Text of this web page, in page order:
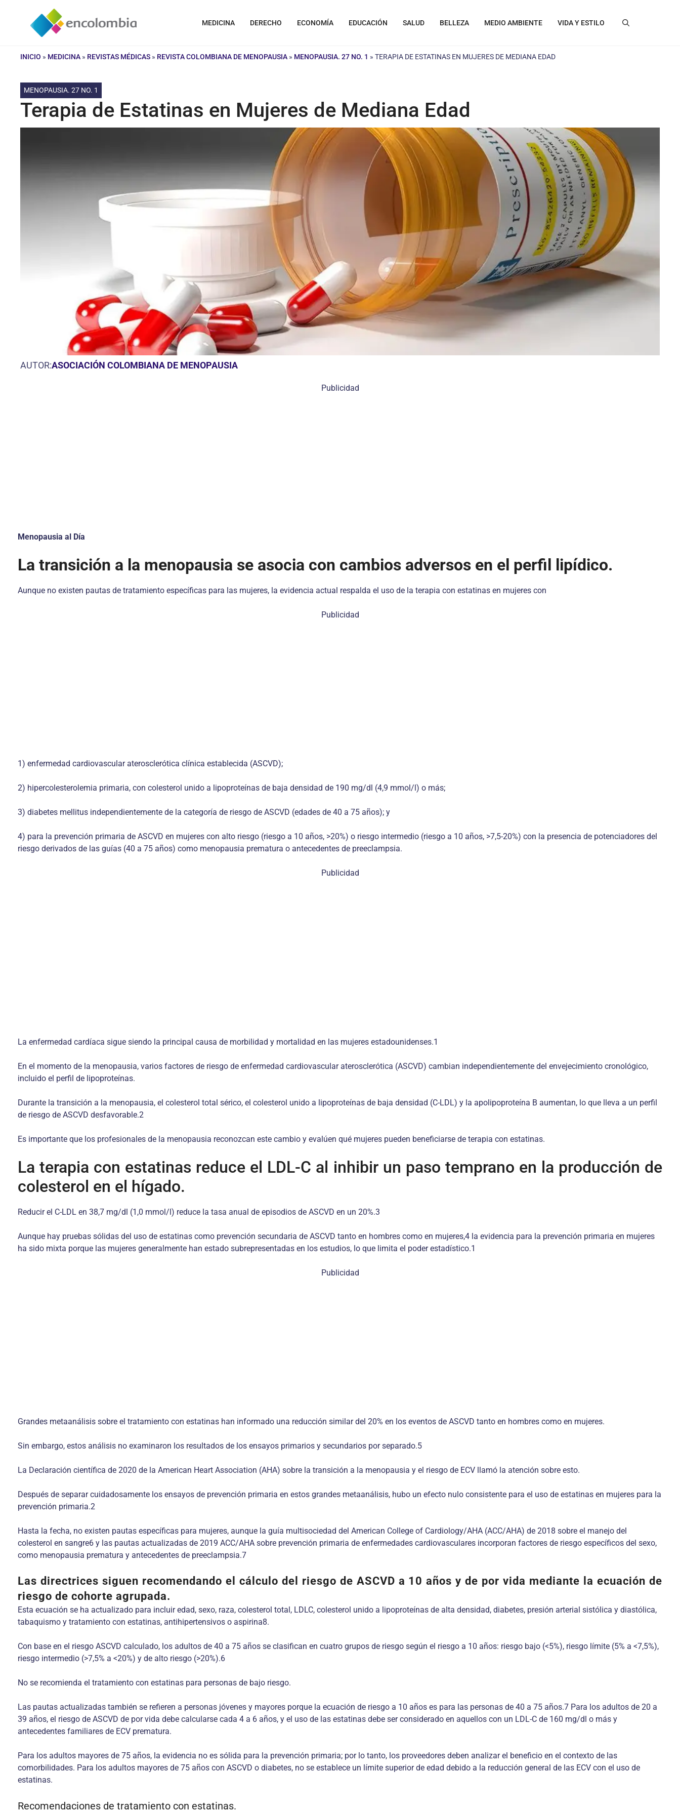
contenido
MEDICINA DERECHO ECONOMÍA EDUCACIÓN SALUD BELLEZA MEDIO AMBIENTE VIDA Y ESTILO
INICIO » MEDICINA » REVISTAS MÉDICAS » REVISTA COLOMBIANA DE MENOPAUSIA » MENOPAUSIA. 27 NO. 1 » TERAPIA DE ESTATINAS EN MUJERES DE MEDIANA EDAD
MENOPAUSIA. 27 NO. 1
Terapia de Estatinas en Mujeres de Mediana Edad
AUTOR:ASOCIACIÓN COLOMBIANA DE MENOPAUSIA
Publicidad
Menopausia al Día
La transición a la menopausia se asocia con cambios adversos en el perfil lipídico.
Aunque no existen pautas de tratamiento específicas para las mujeres, la evidencia actual respalda el uso de la terapia con estatinas en mujeres con
Publicidad
1) enfermedad cardiovascular aterosclerótica clínica establecida (ASCVD);
2) hipercolesterolemia primaria, con colesterol unido a lipoproteínas de baja densidad de 190 mg/dl (4,9 mmol/l) o más;
3) diabetes mellitus independientemente de la categoría de riesgo de ASCVD (edades de 40 a 75 años); y
4) para la prevención primaria de ASCVD en mujeres con alto riesgo (riesgo a 10 años, >20%) o riesgo intermedio (riesgo a 10 años, >7,5-20%) con la presencia de potenciadores del
riesgo derivados de las guías (40 a 75 años) como menopausia prematura o antecedentes de preeclampsia.
Publicidad
La enfermedad cardíaca sigue siendo la principal causa de morbilidad y mortalidad en las mujeres estadounidenses.1
En el momento de la menopausia, varios factores de riesgo de enfermedad cardiovascular aterosclerótica (ASCVD) cambian independientemente del envejecimiento cronológico,
incluido el perfil de lipoproteínas.
Durante la transición a la menopausia, el colesterol total sérico, el colesterol unido a lipoproteínas de baja densidad (C-LDL) y la apolipoproteína B aumentan, lo que lleva a un perfil
de riesgo de ASCVD desfavorable.2
Es importante que los profesionales de la menopausia reconozcan este cambio y evalúen qué mujeres pueden beneficiarse de terapia con estatinas.
La terapia con estatinas reduce el LDL-C al inhibir un paso temprano en la producción de
colesterol en el hígado.
Reducir el C-LDL en 38,7 mg/dl (1,0 mmol/l) reduce la tasa anual de episodios de ASCVD en un 20%.3
Aunque hay pruebas sólidas del uso de estatinas como prevención secundaria de ASCVD tanto en hombres como en mujeres,4 la evidencia para la prevención primaria en mujeres
ha sido mixta porque las mujeres generalmente han estado subrepresentadas en los estudios, lo que limita el poder estadístico.1
Publicidad
Grandes metaanálisis sobre el tratamiento con estatinas han informado una reducción similar del 20% en los eventos de ASCVD tanto en hombres como en mujeres.
Sin embargo, estos análisis no examinaron los resultados de los ensayos primarios y secundarios por separado.5
La Declaración científica de 2020 de la American Heart Association (AHA) sobre la transición a la menopausia y el riesgo de ECV llamó la atención sobre esto.
Después de separar cuidadosamente los ensayos de prevención primaria en estos grandes metaanálisis, hubo un efecto nulo consistente para el uso de estatinas en mujeres para la
prevención primaria.2
Hasta la fecha, no existen pautas específicas para mujeres, aunque la guía multisociedad del American College of Cardiology/AHA (ACC/AHA) de 2018 sobre el manejo del
colesterol en sangre6 y las pautas actualizadas de 2019 ACC/AHA sobre prevención primaria de enfermedades cardiovasculares incorporan factores de riesgo específicos del sexo,
como menopausia prematura y antecedentes de preeclampsia.7
Las directrices siguen recomendando el cálculo del riesgo de ASCVD a 10 años y de por vida mediante la ecuación de
riesgo de cohorte agrupada.
Esta ecuación se ha actualizado para incluir edad, sexo, raza, colesterol total, LDLC, colesterol unido a lipoproteínas de alta densidad, diabetes, presión arterial sistólica y diastólica,
tabaquismo y tratamiento con estatinas, antihipertensivos o aspirina8.
Con base en el riesgo ASCVD calculado, los adultos de 40 a 75 años se clasifican en cuatro grupos de riesgo según el riesgo a 10 años: riesgo bajo (<5%), riesgo límite (5% a <7,5%),
riesgo intermedio (>7,5% a <20%) y de alto riesgo (>20%).6
No se recomienda el tratamiento con estatinas para personas de bajo riesgo.
Las pautas actualizadas también se refieren a personas jóvenes y mayores porque la ecuación de riesgo a 10 años es para las personas de 40 a 75 años.7 Para los adultos de 20 a
39 años, el riesgo de ASCVD de por vida debe calcularse cada 4 a 6 años, y el uso de las estatinas debe ser considerado en aquellos con un LDL-C de 160 mg/dl o más y
antecedentes familiares de ECV prematura.
Para los adultos mayores de 75 años, la evidencia no es sólida para la prevención primaria; por lo tanto, los proveedores deben analizar el beneficio en el contexto de las
comorbilidades. Para los adultos mayores de 75 años con ASCVD o diabetes, no se establece un límite superior de edad debido a la reducción general de las ECV con el uso de
estatinas.
Recomendaciones de tratamiento con estatinas.